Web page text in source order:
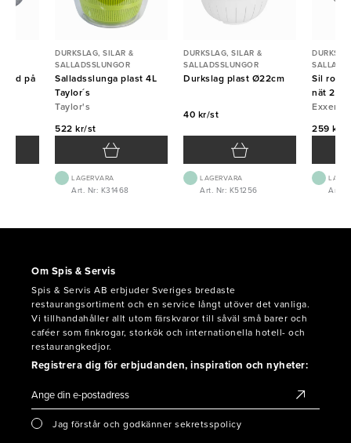
på
DURKSLAG, SILAR &
SALLADSSLUNGOR
Salladsslunga plast 4L
Taylor´s
Taylor's
522 kr/st
LAGERVARA
Art. Nr: K31468
DURKSLAG, SILAR &
SALLADSSLUNGOR
Durkslag plast Ø22cm
40 kr/st
LAGERVARA
Art. Nr: K51256
Sil
nät
Exxent
259 kr/
Art.
Om Spis & Servis
Spis & Servis AB erbjuder Sveriges bredaste
restaurangsortiment och en service långt utöver det vanliga.
Vi tillhandahåller allt utom färskvaror till såväl små barer och
caféer som finkrogar, storkök och internationella hotell- och
restaurangkedjor.
Registrera dig för erbjudanden, inspiration och nyheter:
Jag förstår och godkänner sekretsspolicy